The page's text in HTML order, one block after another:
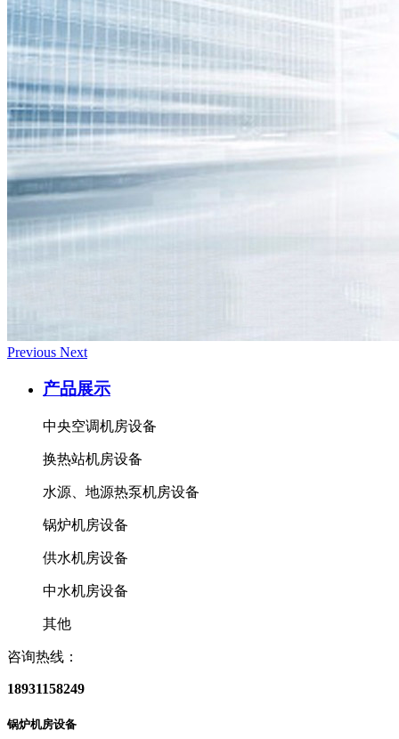
Previous Next
产品展示
中央空调机房设备
换热站机房设备
水源、地源热泵机房设备
锅炉机房设备
供水机房设备
中水机房设备
其他
咨询热线：
18931158249
锅炉机房设备